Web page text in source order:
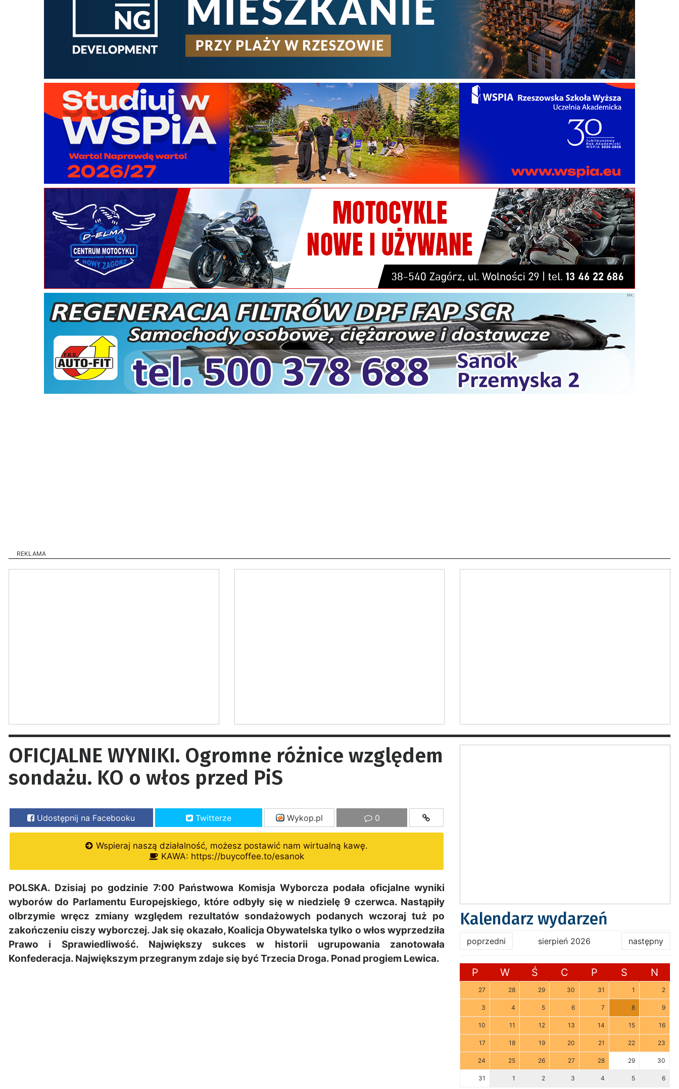
REKLAMA
OFICJALNE WYNIKI. Ogromne różnice względem
sondażu. KO o włos przed PiS
Udostępnij na Facebooku Twitterze Wykop.pl 0
Wspieraj naszą działalność, możesz postawić nam wirtualną kawę.
KAWA: https://buycoffee.to/esanok
POLSKA. Dzisiaj po godzinie 7:00 Państwowa Komisja Wyborcza podała oficjalne wyniki
wyborów do Parlamentu Europejskiego, które odbyły się w niedzielę 9 czerwca. Nastąpiły
olbrzymie wręcz zmiany względem rezultatów sondażowych podanych wczoraj tuż po
zakończeniu ciszy wyborczej. Jak się okazało, Koalicja Obywatelska tylko o włos wyprzedziła
Prawo i Sprawiedliwość. Największy sukces w historii ugrupowania zanotowała
Konfederacja. Największym przegranym zdaje się być Trzecia Droga. Ponad progiem Lewica.
Kalendarz wydarzeń
poprzedni sierpień 2026 następny
P W Ś C P S N
27 28 29 30 31 1 2
3 4 5 6 7 8 9
10 11 12 13 14 15 16
17 18 19 20 21 22 23
24 25 26 27 28 29 30
31 1 2 3 4 5 6